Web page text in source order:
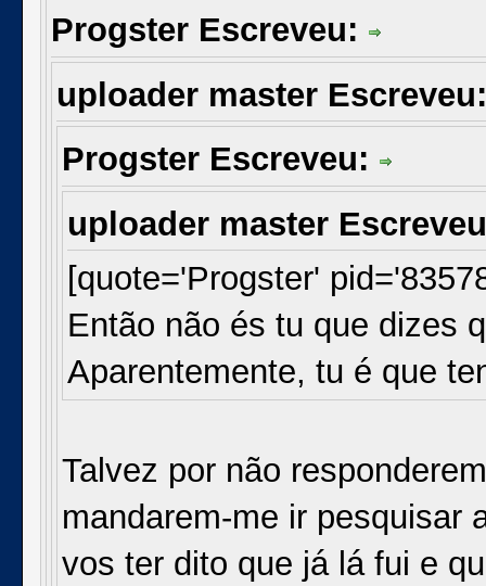
Progster Escreveu:
uploader master
Progster Escreveu:
uploader master
[quote='Progster'
Então não és tu que dizes
Aparentemente, tu é que
Talvez por não
mandarem-me ir pesquisar
vos ter dito que já lá fui e